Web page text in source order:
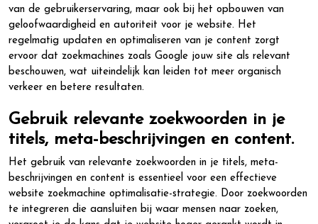
van de gebruikerservaring, maar ook bij het opbouwen van
geloofwaardigheid en autoriteit voor je website. Het
regelmatig updaten en optimaliseren van je content zorgt
ervoor dat zoekmachines zoals Google jouw site als relevant
beschouwen, wat uiteindelijk kan leiden tot meer organisch
verkeer en betere resultaten.
Gebruik relevante zoekwoorden in je
titels, meta-beschrijvingen en content.
Het gebruik van relevante zoekwoorden in je titels, meta-
beschrijvingen en content is essentieel voor een effectieve
website zoekmachine optimalisatie-strategie. Door zoekwoorden
te integreren die aansluiten bij waar mensen naar zoeken,